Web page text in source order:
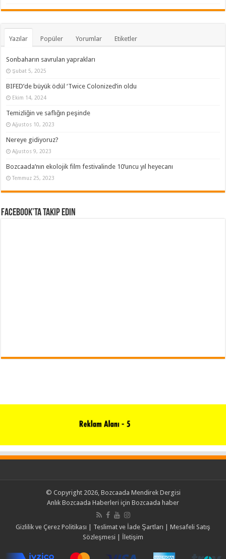
Yazılar Popüler Yorumlar Etiketler
Sonbaharın savrulan yaprakları
Şubat 5, 2025
BIFED’de büyük ödül ‘Twice Colonized’in oldu
Ekim 14, 2024
Temizliğin ve saflığın peşinde
Ağustos 10, 2023
Nereye gidiyoruz?
Ağustos 9, 2023
Bozcaada’nın ekolojik film festivalinde 10’uncu yıl heyecanı
Temmuz 25, 2023
Facebook’ta Takip Edin
© Copyright 2026, Bozcaada Mendirek Dergisi
Anlık Bozcaada Haberleri için Bozcaada haber
Gizlilik ve Çerez Politikası | Teslimat ve İade Şartları | Mesafeli Satış
Sözleşmesi | İletişim